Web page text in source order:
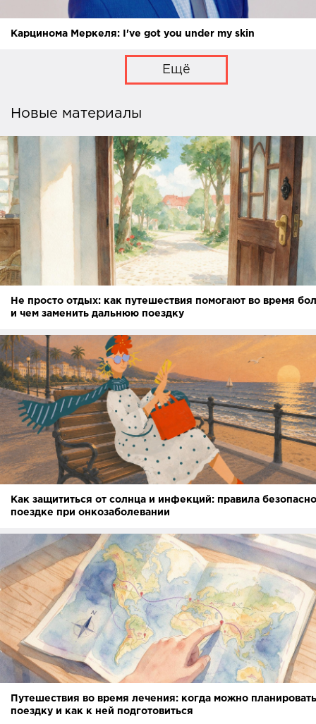
Карцинома Меркеля: I've got you under my skin
Ещё
Новые материалы
Не просто отдых: как путешествия помогают во время
и чем заменить дальнюю поездку
Как защититься от солнца и инфекций: правила
поездке при онкозаболевании
Путешествия во время лечения: когда можно планировать
поездку и как к ней подготовиться